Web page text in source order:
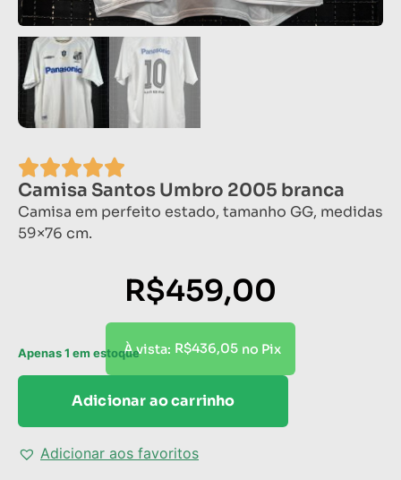
Camisa Santos Umbro 2005 branca
Camisa em perfeito estado, tamanho GG, medidas
59×76 cm.
R$459,00
À vista: R$436,05 no Pix
Apenas 1 em estoque
Adicionar ao carrinho
Adicionar aos favoritos